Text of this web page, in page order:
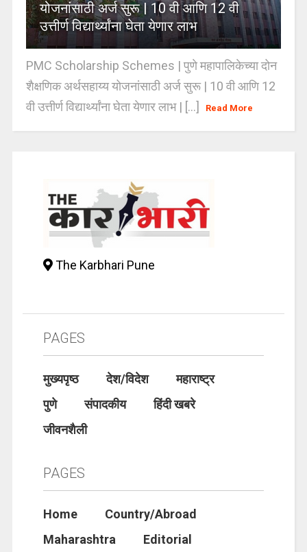
योजनांसाठी अर्ज सुरू | 10 वी आणि 12 वी
उत्तीर्ण विद्यार्थ्यांना घेता येणार लाभ
PMC Scholarship Schemes | पुणे महापालिकेच्या दोन
शैक्षणिक अर्थसहाय्य योजनांसाठी अर्ज सुरू | 10 वी आणि 12
वी उत्तीर्ण विद्यार्थ्यांना घेता येणार लाभ | [...]
Read More
The Karbhari Pune
PAGES
मुख्यपृष्ठ देश/विदेश
महाराष्ट्र
पुणे
संपादकीय
हिंदी खबरे
जीवनशैली
PAGES
Home
Country/Abroad
Maharashtra
Editorial